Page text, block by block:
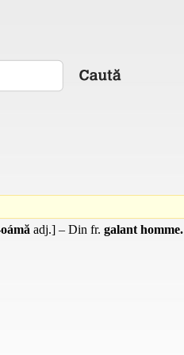
adj.] – Din fr. galant homme.